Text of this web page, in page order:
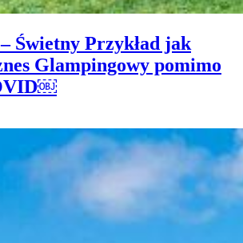
Świetny Przykład jak
Glampingowy pomimo